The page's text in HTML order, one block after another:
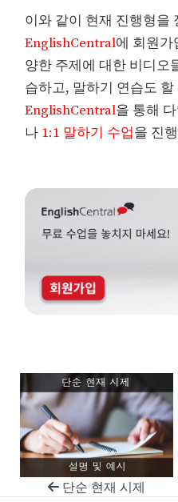
이와 같이 현재 진행형을
EnglishCentral에 회원가
양한 주제에 대한 비디오
습하고, 말하기 연습도
EnglishCentral을 통해
나 1:1 말하기 수업을 진
단순 현재 시제